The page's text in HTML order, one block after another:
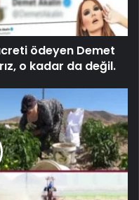
ödeyen Demet
o kadar da değil.